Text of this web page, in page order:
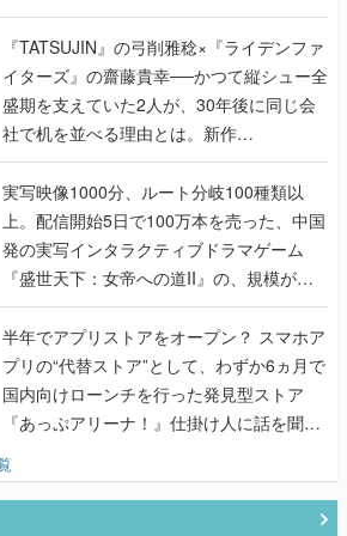
で作り込まれた理由を両ディレクターに聞
く
『TATSUJIN』の弓削雅稔×『ライデンファ
イターズ』の齋藤貴幸──かつて縦シュー全
盛期を支えていた2人が、30年後に同じ会
社で机を並べる理由とは。新作
『TATSUJIN EXTREME』で初タッグを組
んだレジェンド2人に訊く開発秘話
実写映像1000分、ルート分岐100種類以
上。配信開始5日で100万本を売った、中国
発の実写インタラクティブドラマゲーム
『盛世天下：女帝への道II』の、規模が違
うこだわりをプロデューサーに聞いた
半年でアプリストアをオープン？ スマホア
プリの“代替ストア”として、わずか6ヵ月で
国内向けローンチを行った発見型ストア
『あっぷアリーナ！』仕掛け人に話を聞い
てみた